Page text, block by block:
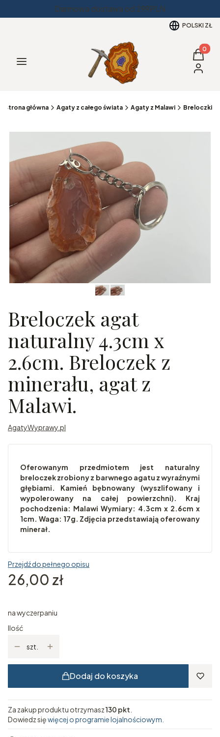
Darmowa dostawa od 299PLN
POLSKI ZŁ
Menu
Koszyk
Strona główna Agaty z całego świata Agaty z Malawi Breloczki
Breloczek agat
naturalny 4.3cm x
2.6cm. Breloczek z
minerału, agat z
Malawi.
AgatyWyprawy.pl
Oferowanym przedmiotem jest naturalny
breloczek zrobiony z barwnego agatu z wyraźnymi
głębiami. Kamień bębnowany (wyszlifowany i
wypolerowany na całej powierzchni). Kraj
pochodzenia: Malawi Wymiary: 4.3cm x 2.6cm x
1cm. Waga: 17g. Zdjęcia przedstawiają oferowany
minerał.
Przejdź do pełnego opisu
Cena
26,00 zł
na wyczerpaniu
Ilość
szt.
Dodaj do koszyka
Za zakup produktu otrzymasz130 pkt
Dowiedz sięwięcej o programie lojalnościowym.